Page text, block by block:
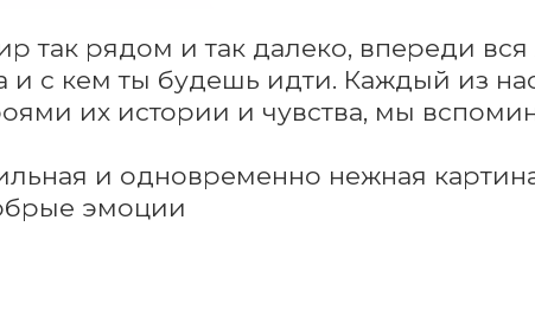
так рядом и так далеко, впереди
с кем ты будешь идти. Каждый из
их истории и чувства, мы
и одновременно нежная
эмоции